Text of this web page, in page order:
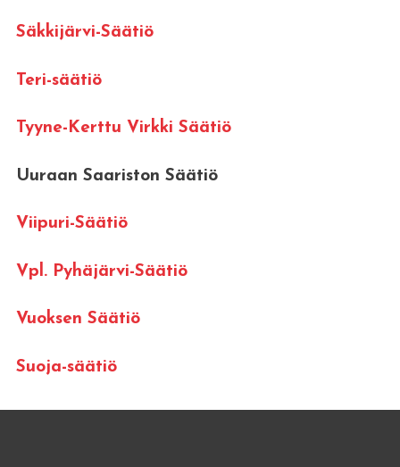
Säkkijärvi-Säätiö
Teri-säätiö
Tyyne-Kerttu Virkki Säätiö
Uuraan Saariston Säätiö
Viipuri-Säätiö
Vpl. Pyhäjärvi-Säätiö
Vuoksen Säätiö
Suoja-säätiö